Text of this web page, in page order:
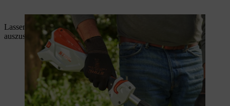
Lassen Sie den Schalthebel los, um die Akku-Motorsense
auszuschalten.